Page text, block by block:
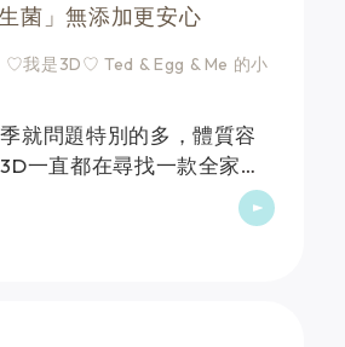
菌」無添加更安心
♡我是3D♡ Ted & Egg & Me 的小
就問題特別的多，體質容
⼀直都在尋找⼀款全家⼈
的機能益⽣菌，終於讓3D我
⼈氣熱銷的【好聰敏3益⽣